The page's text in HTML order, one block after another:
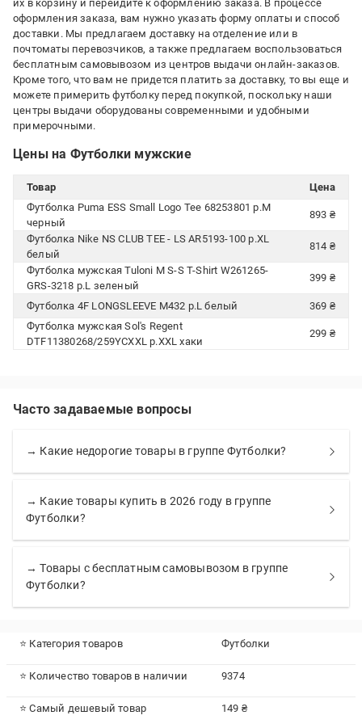
их в корзину и перейдите к оформлению заказа. В процессе
оформления заказа, вам нужно указать форму оплаты и способ
доставки. Мы предлагаем доставку на отделение или в
почтоматы перевозчиков, а также предлагаем воспользоваться
бесплатным самовывозом из центров выдачи онлайн-заказов.
Кроме того, что вам не придется платить за доставку, то вы еще и
можете примерить футболку перед покупкой, поскольку наши
центры выдачи оборудованы современными и удобными
примерочными.
Цены на Футболки мужские
Товар
Цена
Футболка Puma ESS Small Logo Tee 68253801 р.M
черный
893 ₴
Футболка Nike NS CLUB TEE - LS AR5193-100 р.XL
белый
814 ₴
Футболка мужская Tuloni M S-S T-Shirt W261265-
GRS-3218 р.L зеленый
399 ₴
Футболка 4F LONGSLEEVE M432 р.L белый
369 ₴
Футболка мужская Sol's Regent
DTF11380268/259YCXXL р.XXL хаки
299 ₴
Часто задаваемые вопросы
→ Какие недорогие товары в группе Футболки?
→ Какие товары купить в 2026 году в группе
Футболки?
→ Товары с бесплатным самовывозом в группе
Футболки?
⭐ Категория товаров Футболки
⭐ Количество товаров в наличии 9374
⭐ Самый дешевый товар 149 ₴